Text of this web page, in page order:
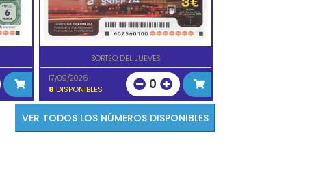
SORTEO DEL JUEVES
17/09/2026
8 DISPONIBLES 0
VER TODOS LOS NÚMEROS DISPONIBLES